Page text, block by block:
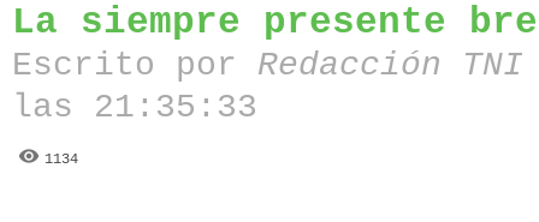
La siempre presente
Escrito por Redacción
las 21:35:33
1134